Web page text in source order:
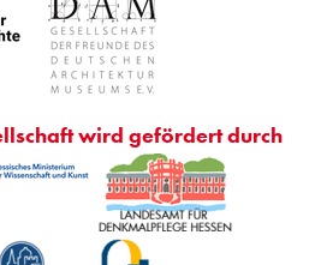
wird gefördert durch